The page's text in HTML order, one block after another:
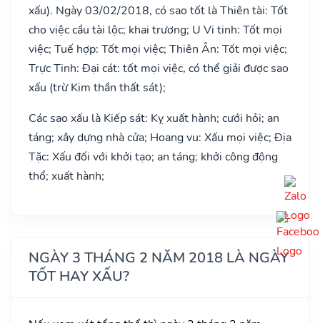
xấu). Ngày 03/02/2018, có sao tốt là Thiên tài: Tốt
cho việc cầu tài lộc; khai trương; U Vi tinh: Tốt mọi
việc; Tuế hợp: Tốt mọi việc; Thiên Ân: Tốt mọi việc;
Trực Tinh: Đại cát: tốt mọi việc, có thể giải được sao
xấu (trừ Kim thần thất sát);
Các sao xấu là Kiếp sát: Kỵ xuất hành; cưới hỏi; an
táng; xây dựng nhà cửa; Hoang vu: Xấu mọi việc; Địa
Tặc: Xấu đối với khởi tạo; an táng; khởi công động
thổ; xuất hành;
NGÀY 3 THÁNG 2 NĂM 2018 LÀ NGÀY
TỐT HAY XẤU?